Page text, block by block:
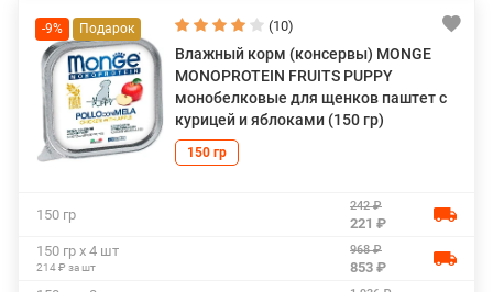
-9% (10)
Влажный корм (консервы) MONGE
MONOPROTEIN FRUITS PUPPY
монобелковые для щенков паштет с
курицей и яблоками (150 гр)
150 гр
150 гр
242 ₽
221 ₽
150 гр х 4 шт
214 ₽ за шт
968 ₽
853 ₽